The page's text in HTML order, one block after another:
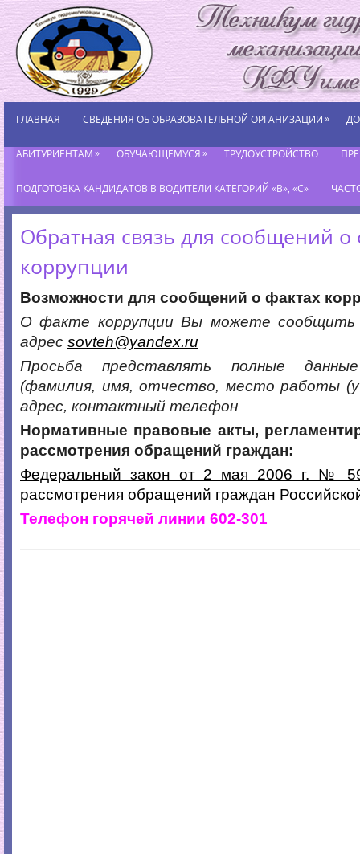
ГЛАВНАЯ СВЕДЕНИЯ ОБ ОБРАЗОВАТЕЛЬНОЙ ОРГАНИЗАЦИИ»
АБИТУРИЕНТАМ» ОБУЧАЮЩЕМУСЯ» ТРУДОУСТРОЙСТВО
ПОДГОТОВКА КАНДИДАТОВ В ВОДИТЕЛИ КАТЕГОРИЙ «В», «С»
Обратная связь для сообщений о
коррупции
Возможности для сообщений о фактах
О факте коррупции Вы можете сообщить
адрес sovteh@yandex.ru
Просьба представлять полные
(фамилия, имя, отчество, место работы
адрес, контактный телефон
Нормативные правовые акты,
рассмотрения обращений граждан:
Федеральный закон от 2 мая 2006 г. №
рассмотрения обращений граждан
Телефон горячей линии 602-301